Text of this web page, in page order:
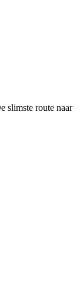
slimste route naar